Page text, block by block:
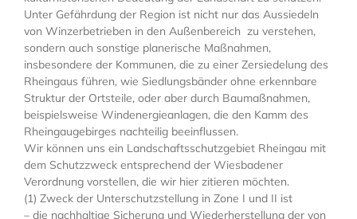
Unter Gefährdung der Region ist nicht nur das Aussiedeln
von Winzerbetrieben in den Außenbereich zu verstehen,
sondern auch sonstige planerische Maßnahmen,
insbesondere der Kommunen, die zu einer Zersiedelung des
Rheingaus führen, wie Siedlungsbänder ohne erkennbare
Struktur der Ortsteile, oder aber durch Baumaßnahmen,
beispielsweise Windenergieanlagen, die den Kamm des
Rheingaugebirges nachteilig beeinflussen.
Wir können uns ein Landschaftsschutzgebiet Rheingau mit
dem Schutzzweck entsprechend der Wiesbadener
Verordnung vorstellen, die wir hier zitieren möchten.
(1) Zweck der Unterschutzstellung in Zone I und II ist
– die nachhaltige Sicherung und Wiederherstellung der von